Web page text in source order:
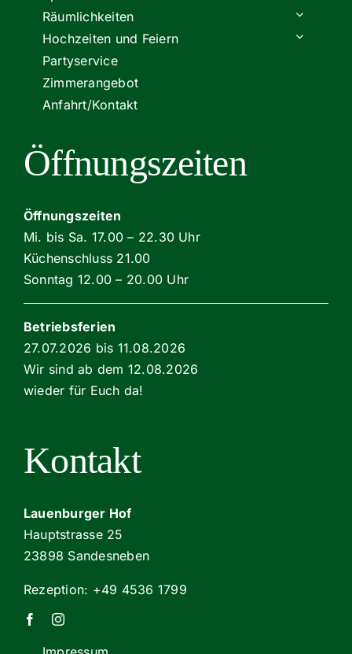
Räumlichkeiten
Hochzeiten und Feiern
Partyservice
Zimmerangebot
Anfahrt/Kontakt
Öffnungszeiten
Öffnungszeiten
Mi. bis Sa. 17.00 – 22.30 Uhr
Küchenschluss 21.00
Sonntag 12.00 – 20.00 Uhr
Betriebsferien
27.07.2026 bis 11.08.2026
Wir sind ab dem 12.08.2026
wieder für Euch da!
Kontakt
Lauenburger Hof
Hauptstrasse 25
23898 Sandesneben
Rezeption: +49 4536 1799